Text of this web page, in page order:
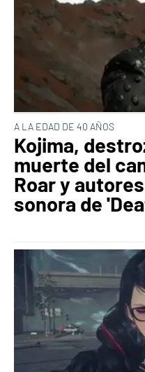
A LA EDAD DE 40 AÑOS
Kojima,
muerte del
Roar y
sonora de